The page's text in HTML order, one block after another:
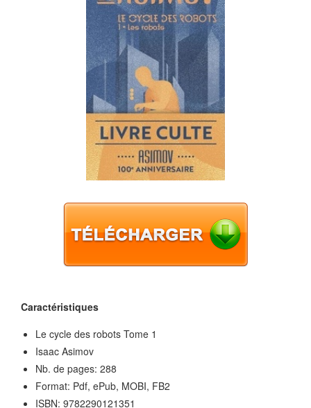
Caractéristiques
Le cycle des robots Tome 1
Isaac Asimov
Nb. de pages: 288
Format: Pdf, ePub, MOBI, FB2
ISBN: 9782290121351